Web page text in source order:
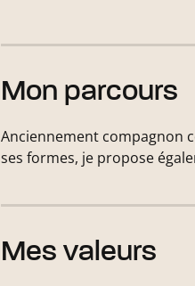
Mon parcours
Anciennement compagnon
ses formes, je propose
Mes valeurs